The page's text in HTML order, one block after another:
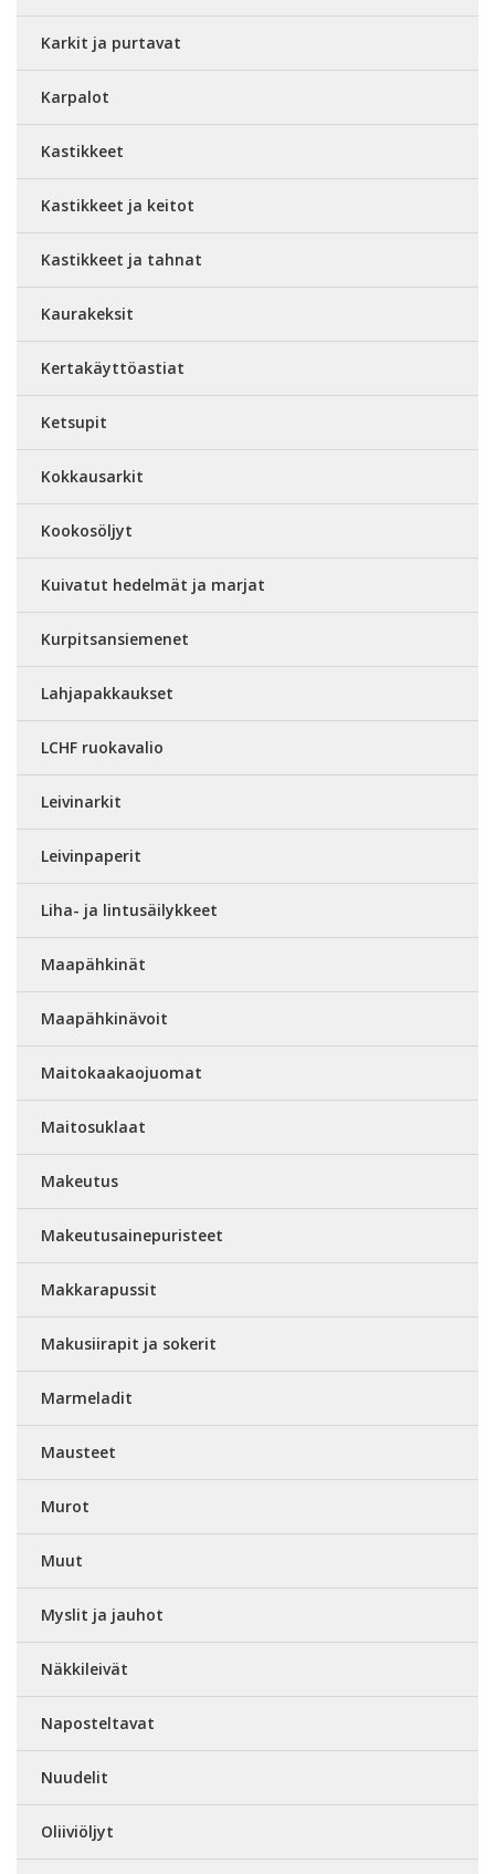
Karkit ja purtavat
Karpalot
Kastikkeet
Kastikkeet ja keitot
Kastikkeet ja tahnat
Kaurakeksit
Kertakäyttöastiat
Ketsupit
Kokkausarkit
Kookosöljyt
Kuivatut hedelmät ja marjat
Kurpitsansiemenet
Lahjapakkaukset
LCHF ruokavalio
Leivinarkit
Leivinpaperit
Liha- ja lintusäilykkeet
Maapähkinät
Maapähkinävoit
Maitokaakaojuomat
Maitosuklaat
Makeutus
Makeutusainepuristeet
Makkarapussit
Makusiirapit ja sokerit
Marmeladit
Mausteet
Murot
Muut
Myslit ja jauhot
Näkkileivät
Naposteltavat
Nuudelit
Oliiviöljyt